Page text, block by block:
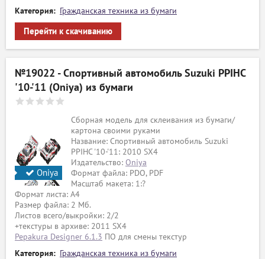
Категория: Гражданская техника из бумаги
Перейти к скачиванию
№19022 - Спортивный автомобиль Suzuki PPIHC
'10-'11 (Oniya) из бумаги
Oniya
Сборная модель для склеивания из бумаги/
картона своими руками
Название: Спортивный автомобиль Suzuki
PPIHC '10-'11: 2010 SX4
Издательство: Oniya
Формат файла: PDO, PDF
Масштаб макета: 1:?
Формат листа: А4
Размер файла: 2 Мб.
Листов всего/выкройки: 2/2
+текстуры в архиве: 2011 SX4
Pepakura Designer 6.1.3 ПО для смены текстур
Категория: Гражданская техника из бумаги